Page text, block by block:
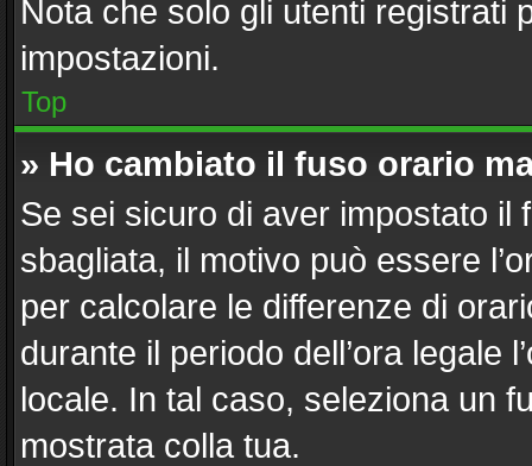
Nota che solo gli utenti registrati
impostazioni.
Top
» Ho cambiato il fuso orario
Se sei sicuro di aver impostato il
sbagliata, il motivo può essere
per calcolare le differenze di
durante il periodo dell’ora legale
locale. In tal caso, seleziona un
mostrata colla tua.